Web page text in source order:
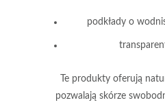
podkłady o
Te produkty oferują
pozwalają skórze